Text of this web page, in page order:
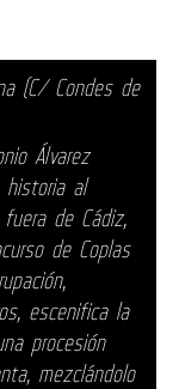
(C/ Condes de
Álvarez
historia al
de Cádiz,
de Coplas
escenifica la
procesión
mezclándolo